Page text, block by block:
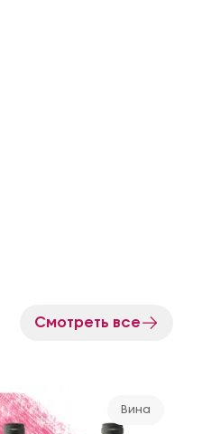
Смотреть все
Вина